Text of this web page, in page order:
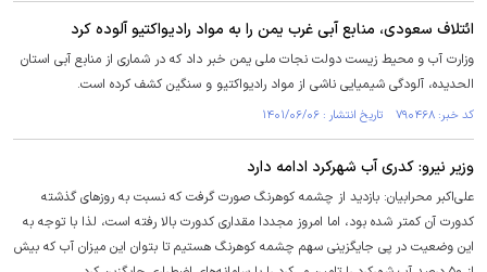
ائتلاف سعودی، منابع آبی غرب یمن را به مواد رادیواکتیو آلوده کرد
وزارت آب و محیط زیست دولت نجات ملی یمن خبر داد که در شماری از منابع آبی استان
الحدیده، آلودگی شیمیایی ناشی از مواد رادیواکتیو و سنگین کشف کرده است.
کد خبر: ۷۹۰۴۶۸ تاریخ انتشار : ۱۴۰۱/۰۶/۰۶
وزیر نیرو: کدری آب شهرکرد ادامه دارد
علی‌اکبر محرابیان: بازدید از چشمه کوهرنگ صورت گرفت که نسبت به روز‌های گذشته
کدورت آن کمتر شده بود، اما امروز مجددا مقداری کدورت بالا رفته است، لذا با توجه به
این وضعیت در پی جایگزینی سهم چشمه کوهرنگ هستیم تا بتوان این میزان آب که بیش